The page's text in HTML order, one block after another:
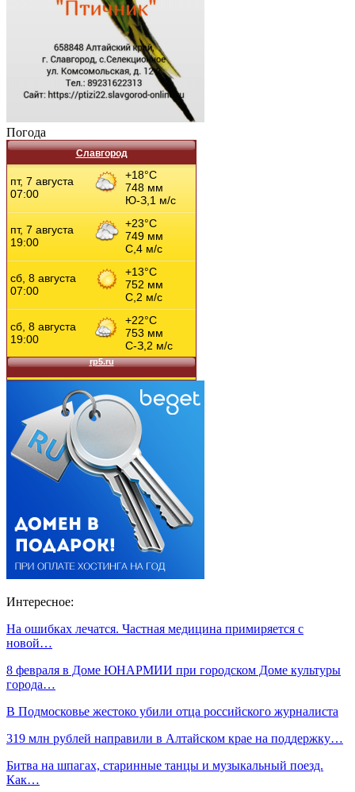
Погода
Славгород
Интересное:
На ошибках лечатся. Частная медицина примиряется с
новой…
8 февраля в Доме ЮНАРМИИ при городском Доме культуры
города…
В Подмосковье жестоко убили отца российского журналиста
319 млн рублей направили в Алтайском крае на поддержку…
Битва на шпагах, старинные танцы и музыкальный поезд.
Как…